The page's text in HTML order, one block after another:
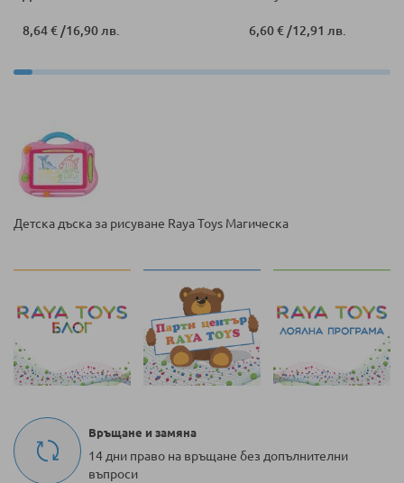
8,64 €/16,90 лв. 6,60 €/12,91 лв.
Детска дъска за рисуване Raya Toys Магическа
Връщане и замяна
14 дни право на връщане без допълнителни
въпроси